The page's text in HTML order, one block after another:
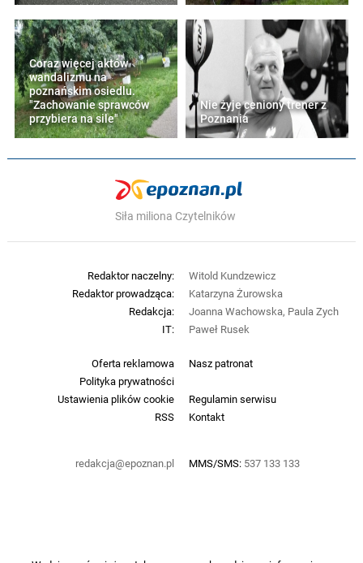
Coraz więcej aktów
wandalizmu na
poznańskim osiedlu.
"Zachowanie sprawców
przybiera na sile"
Nie żyje ceniony trener z
Poznania
Siła miliona Czytelników
Oferta reklamowa
Nasz patronat
Polityka prywatności
Ustawienia plików cookie
Regulamin serwisu
RSS
Kontakt
redakcja@epoznan.pl MMS/SMS: 537 133 133
Redaktor naczelny:
Witold Kundzewicz
Redaktor prowadząca:
Katarzyna Żurowska
Redakcja:
Joanna Wachowska, Paula Zych
IT:
Paweł Rusek